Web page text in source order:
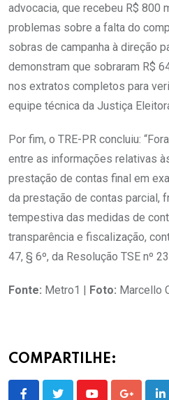
advocacia, que recebeu R$ 800
problemas sobre a falta do
sobras de campanha à direção
demonstram que sobraram R$
nos extratos completos para
equipe técnica da Justiça
Por fim, o TRE-PR concluiu:
entre as informações relativas
prestação de contas final em
da prestação de contas parcial,
tempestiva das medidas de
transparência e fiscalização,
47, § 6º, da Resolução TSE nº
Fonte: Metro1 | Foto: Marcello
COMPARTILHE: